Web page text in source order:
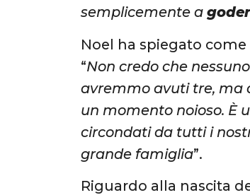
semplicemente a
Noel ha spiegato
“Non credo che
avremmo avuti tre,
un momento noioso. È
circondati da tutti i
grande famiglia”.
Riguardo alla nascita